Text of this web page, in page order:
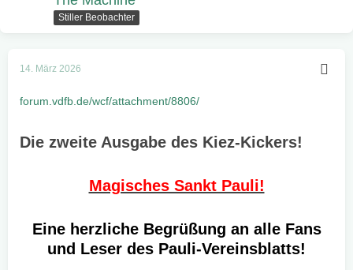
Stiller Beobachter
14. März 2026
forum.vdfb.de/wcf/attachment/8806/
Die zweite Ausgabe des Kiez-Kickers!
Magisches Sankt Pauli!
Eine herzliche Begrüßung an alle Fans
und Leser des Pauli-Vereinsblatts!